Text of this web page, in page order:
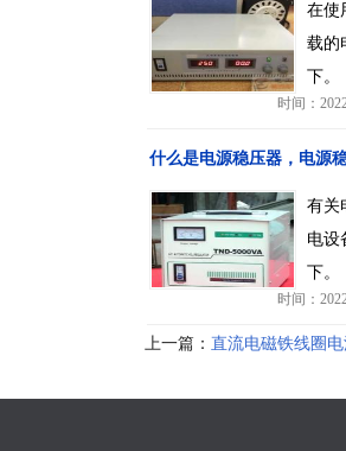
在使
载的
下。
时间：
什么是电源稳压器，电源
有关
电设
下。
时间：
上一篇： 直流电磁铁线圈